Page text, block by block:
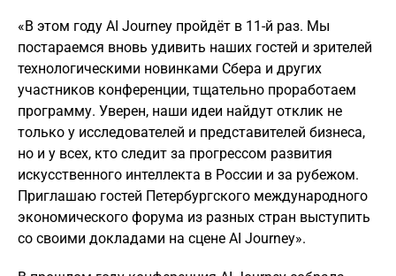
«В этом году AI Journey пройдёт в 11-й раз. Мы
постараемся вновь удивить наших гостей и зрителей
технологическими новинками Сбера и других
участников конференции, тщательно проработаем
программу. Уверен, наши идеи найдут отклик не
только у исследователей и представителей бизнеса,
но и у всех, кто следит за прогрессом развития
искусственного интеллекта в России и за рубежом.
Приглашаю гостей Петербургского международного
экономического форума из разных стран выступить
со своими докладами на сцене AI Journey».